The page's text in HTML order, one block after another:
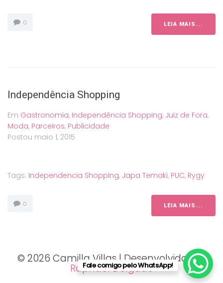
0 LEIA MAIS...
Independência Shopping
Em Gastronomia, Independência Shopping, Juiz de Fora,
Moda, Parceiros, Publicidade
Postou maio 1, 2015
Tags: Independencia Shopping, Japa Temaki, PUC, Rygy
0 LEIA MAIS...
© 2026 Camilla Villas | Desenvolvido por
Raphael Delgado
Fale comigo pelo WhatsApp!